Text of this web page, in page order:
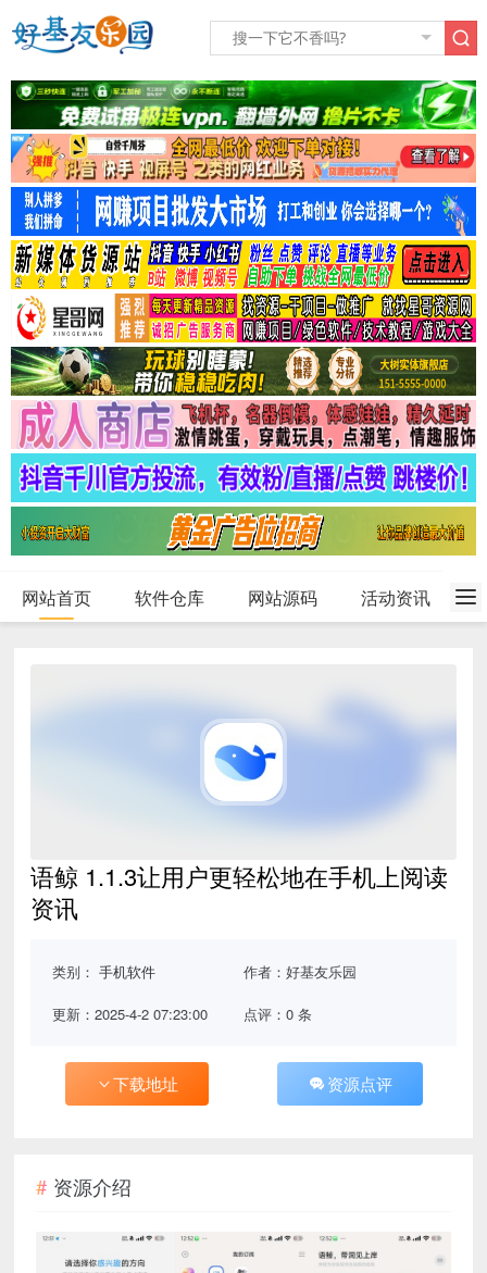
网站首页 软件仓库 网站源码 活动资讯
语鲸 1.1.3让用户更轻松地在手机上阅读
资讯
类别：手机软件 作者：好基友乐园
更新：2025-4-2 07:23:00 点评：0 条
下载地址 资源点评
资源介绍